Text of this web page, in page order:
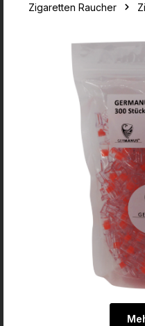
Zigaretten Raucher